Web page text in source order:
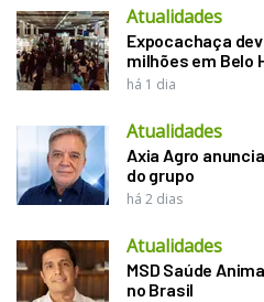
Atualidades
Expocachaça
milhões em Belo
há 1 dia
Atualidades
Axia Agro
do grupo
há 2 dias
Atualidades
MSD Saúde
no Brasil